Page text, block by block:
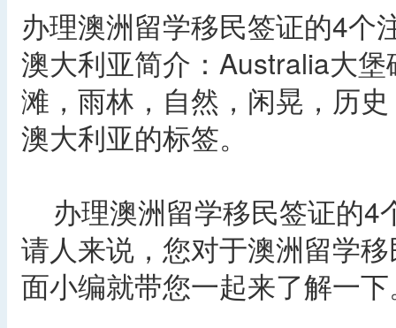
办理澳洲留学移民签证的4个
澳大利亚简介：Australia大
滩，雨林，自然，闲晃，历
澳大利亚的标签。
办理澳洲留学移民签证的4
请人来说，您对于澳洲留学
面小编就带您一起来了解一